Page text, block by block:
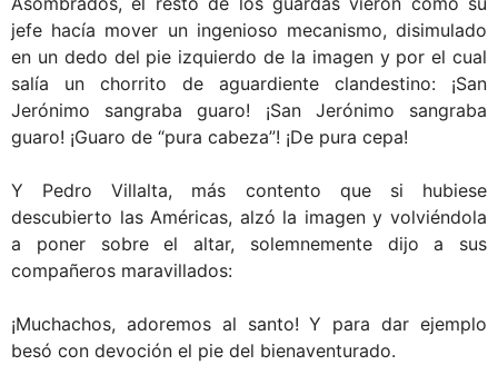
jefe hacía mover un ingenioso mecanismo, disimulado
en un dedo del pie izquierdo de la imagen y por el cual
salía un chorrito de aguardiente clandestino: ¡San
Jerónimo sangraba guaro! ¡San Jerónimo sangraba
guaro! ¡Guaro de “pura cabeza”! ¡De pura cepa!
Y Pedro Villalta, más contento que si hubiese
descubierto las Américas, alzó la imagen y volviéndola
a poner sobre el altar, solemnemente dijo a sus
compañeros maravillados:
¡Muchachos, adoremos al santo! Y para dar ejemplo
besó con devoción el pie del bienaventurado.